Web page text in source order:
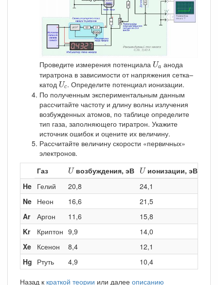
Проведите измерения потенциала Ua
Ua анода
тиратрона в зависимости от напряжения сетка–
катод Uc
Uc. Определите потенциал ионизации.
По полученным экспериментальным данным
рассчитайте частоту и длину волны излучения
возбужденных атомов, по таблице определите
тип газа, заполняющего тиратрон. Укажите
источник ошибок и оцените их величину.
Рассчитайте величину скорости «первичных»
электронов.
Газ
U
Uвозбуждения, эВ U
Uионизации, эВ
He Гелий 20,8
24,1
Ne Неон 16,6
21,5
Ar
Аргон 11,6
15,8
Kr
Криптон 9,9
14,0
Xe
Ксенон 8,4
12,1
Hg Ртуть 4,9 10,4
Назад к краткой теории или далее описанию